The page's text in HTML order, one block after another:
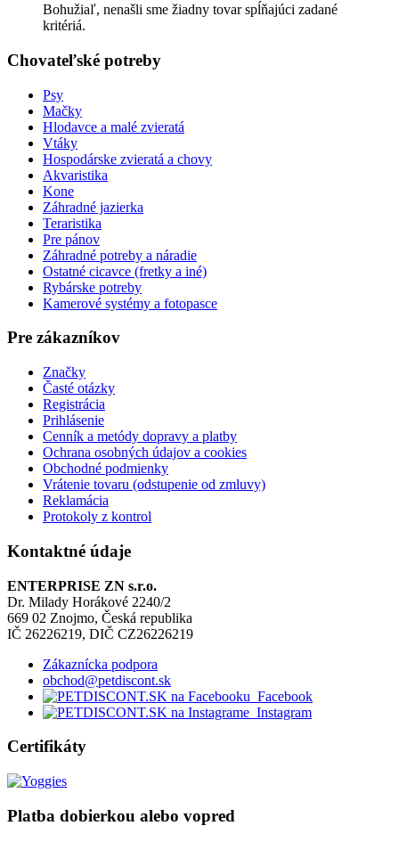
Bohužiaľ, nenašli sme žiadny tovar spĺňajúci zadané
kritériá.
Chovateľské potreby
Psy
Mačky
Hlodavce a malé zvieratá
Vtáky
Hospodárske zvieratá a chovy
Akvaristika
Kone
Záhradné jazierka
Teraristika
Pre pánov
Záhradné potreby a náradie
Ostatné cicavce (fretky a iné)
Rybárske potreby
Kamerové systémy a fotopasce
Pre zákazníkov
Značky
Časté otázky
Registrácia
Prihlásenie
Cenník a metódy dopravy a platby
Ochrana osobných údajov a cookies
Obchodné podmienky
Vrátenie tovaru (odstupenie od zmluvy)
Reklamácia
Protokoly z kontrol
Kontaktné údaje
ENTERPRISE ZN s.r.o.
Dr. Milady Horákové 2240/2
669 02 Znojmo, Česká republika
IČ 26226219, DIČ CZ26226219
Zákaznícka podpora
obchod@petdiscont.sk
Facebook
Instagram
Certifikáty
Platba dobierkou alebo vopred